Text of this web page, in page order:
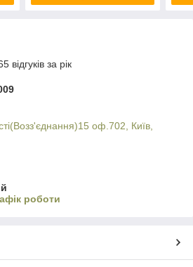
відгуків за рік
оф.702, Київ,
роботи